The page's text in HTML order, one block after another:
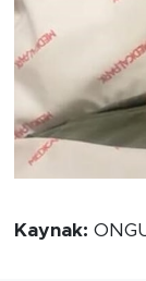
Kaynak: